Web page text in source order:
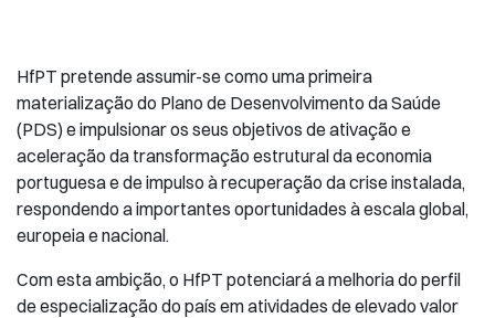
HfPT pretende assumir-se como uma primeira
materialização do Plano de Desenvolvimento da Saúde
(PDS) e impulsionar os seus objetivos de ativação e
aceleração da transformação estrutural da economia
portuguesa e de impulso à recuperação da crise instalada,
respondendo a importantes oportunidades à escala global,
europeia e nacional.
Com esta ambição, o HfPT potenciará a melhoria do perfil
de especialização do país em atividades de elevado valor